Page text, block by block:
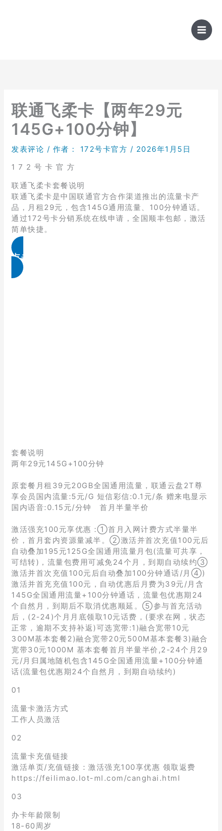
联通飞柔卡【两年29元
145G+100分钟】
发表评论 / 作者： 172号卡官方 / 2026年1月5日
1 7 2 号 卡 官 方
联通飞柔卡套餐说明
联通飞柔卡是中国联通官方合作渠道推出的流量卡产
品，月租29元，包含145G通用流量、100分钟通话。
通过172号卡分销系统在线申请，全国顺丰包邮，激活
简单快捷。
点击免费领取
套餐说明
两年29元145G+100分钟
原套餐月租39元20GB全国通用流量，联通云盘2T尊
享会员国内流量:5元/G 短信彩信:0.1元/条 赠来电显示
国内语音:0.15元/分钟 首月半量半价
激活强充100元享优惠 :①首月入网计费方式半量半
价，首月套内资源量减半。②激活并首次充值100元后
自动叠加195元125G全国通用流量月包(流量可共享，
可结转)，流量包费用可减免24个月，到期自动续约③
激活并首次充值100元后自动叠加100分钟通话/月④)
激活并首充充值100元，自动优惠后月费为39元/月含
145G全国通用流量+100分钟通话，流量包优惠期24
个自然月，到期后不取消优惠顺延。⑤参与首充活动
后，(2-24)个月月底领取10元话费，(要求在网，状态
正常，逾期不支持补返)可选宽带:1)融合宽带10元
300M基本套餐2)融合宽带20元500M基本套餐3)融合
宽带30元1000M 基本套餐首月半量半价,2-24个月29
元/月归属地随机包含145G全国通用流量+100分钟通
话(流量包优惠期24个自然月，到期自动续约)
01
流量卡激活方式
工作人员激活
02
流量卡充值链接
激活单页/充值链接：激活强充100享优惠 领取返费
https://feilimao.lot-ml.com/canghai.html
03
办卡年龄限制
18-60周岁